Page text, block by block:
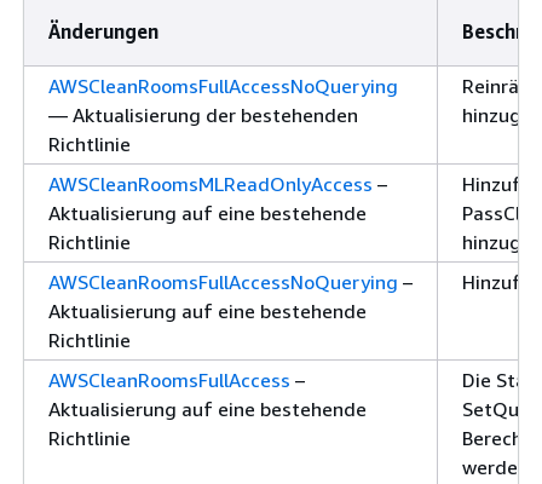
Änderungen
AWSCleanRoomsFullAccessNoQuerying
— Aktualisierung der bestehenden
Richtlinie
AWSCleanRoomsMLReadOnlyAccess –
Aktualisierung auf eine bestehende
Richtlinie
AWSCleanRoomsFullAccessNoQuerying –
Aktualisierung auf eine bestehende
Richtlinie
AWSCleanRoomsFullAccess –
Aktualisierung auf eine bestehende
Richtlinie
Die
werden.